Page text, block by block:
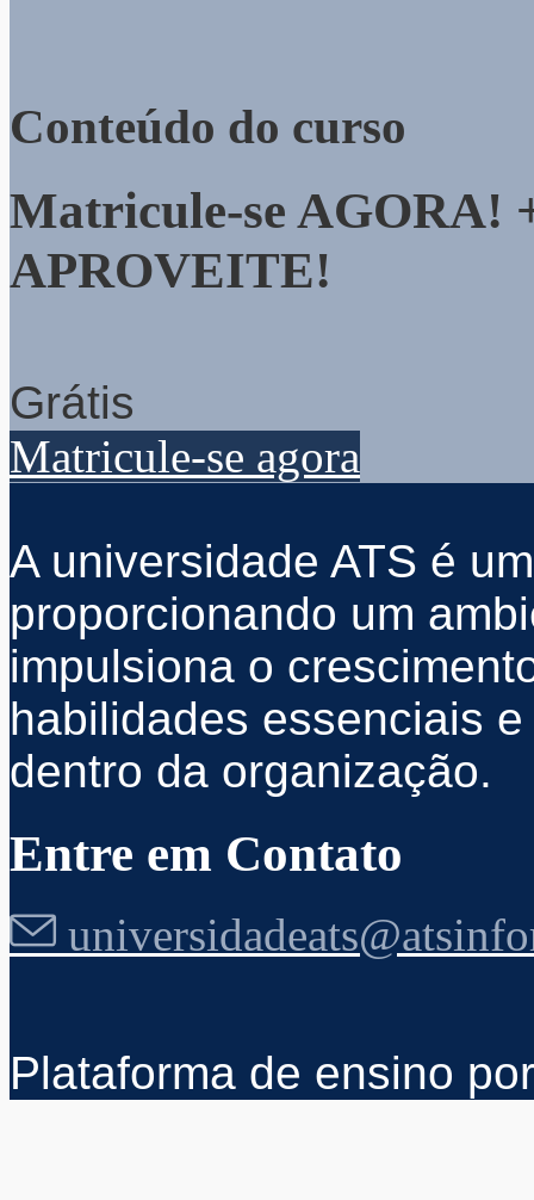
Conteúdo do curso
Matricule-se AGORA!
APROVEITE!
Grátis
Matricule-se agora
A universidade ATS é
proporcionando um
impulsiona o
habilidades essenciais
dentro da organização.
Entre em Contato
Plataforma de ensino